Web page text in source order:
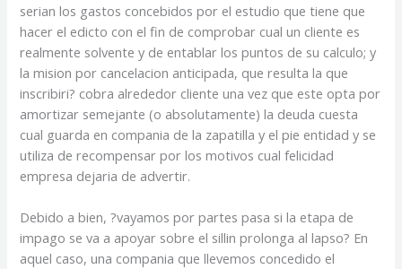
serian los gastos concebidos por el estudio que tiene que
hacer el edicto con el fin de comprobar cual un cliente es
realmente solvente y de entablar los puntos de su calculo; y
la mision por cancelacion anticipada, que resulta la que
inscribiri? cobra alrededor cliente una vez que este opta por
amortizar semejante (o absolutamente) la deuda cuesta
cual guarda en compania de la zapatilla y el pie entidad y se
utiliza de recompensar por los motivos cual felicidad
empresa dejaria de advertir.
Debido a bien, ?vayamos por partes pasa si la etapa de
impago se va a apoyar sobre el silli­n prolonga al lapso? En
aquel caso, una compania que llevemos concedido el